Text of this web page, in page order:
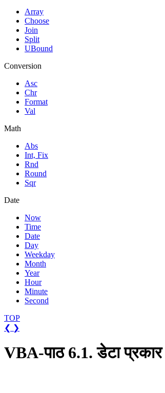
Array
Choose
Join
Split
UBound
Conversion
Asc
Chr
Format
Val
Math
Abs
Int, Fix
Rnd
Round
Sqr
Date
Now
Time
Date
Day
Weekday
Month
Year
Hour
Minute
Second
TOP
❮ ❯
VBA-पाठ 6.1. डेटा